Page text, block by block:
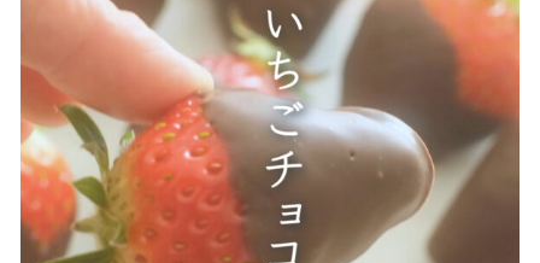
贈答用商品
価格帯
～
その他
在庫あり セール
並び順